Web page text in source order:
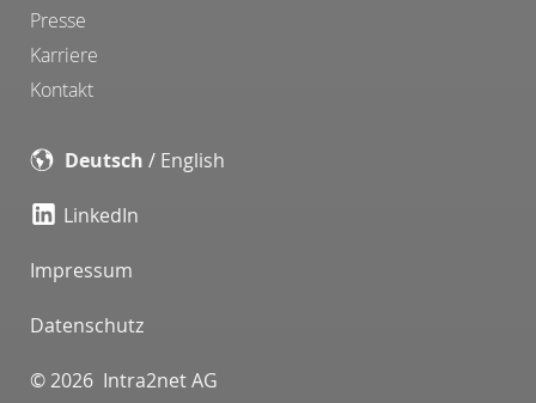
Presse
Karriere
Kontakt
Deutsch / English
LinkedIn
Impressum
Datenschutz
© 2026 Intra2net AG